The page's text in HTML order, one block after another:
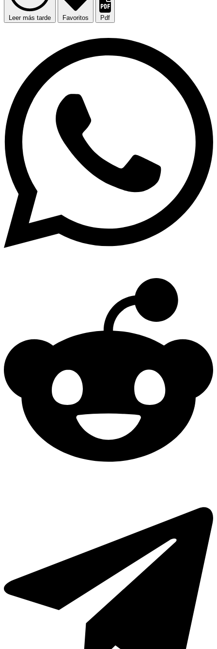
Leer más tarde Favoritos Pdf